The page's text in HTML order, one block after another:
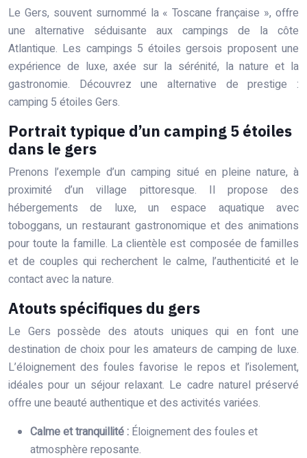
Le Gers, souvent surnommé la « Toscane française », offre
une alternative séduisante aux campings de la côte
Atlantique. Les campings 5 étoiles gersois proposent une
expérience de luxe, axée sur la sérénité, la nature et la
gastronomie. Découvrez une alternative de prestige :
camping 5 étoiles Gers.
Portrait typique d’un camping 5 étoiles
dans le gers
Prenons l’exemple d’un camping situé en pleine nature, à
proximité d’un village pittoresque. Il propose des
hébergements de luxe, un espace aquatique avec
toboggans, un restaurant gastronomique et des animations
pour toute la famille. La clientèle est composée de familles
et de couples qui recherchent le calme, l’authenticité et le
contact avec la nature.
Atouts spécifiques du gers
Le Gers possède des atouts uniques qui en font une
destination de choix pour les amateurs de camping de luxe.
L’éloignement des foules favorise le repos et l’isolement,
idéales pour un séjour relaxant. Le cadre naturel préservé
offre une beauté authentique et des activités variées.
Calme et tranquillité : Éloignement des foules et
atmosphère reposante.